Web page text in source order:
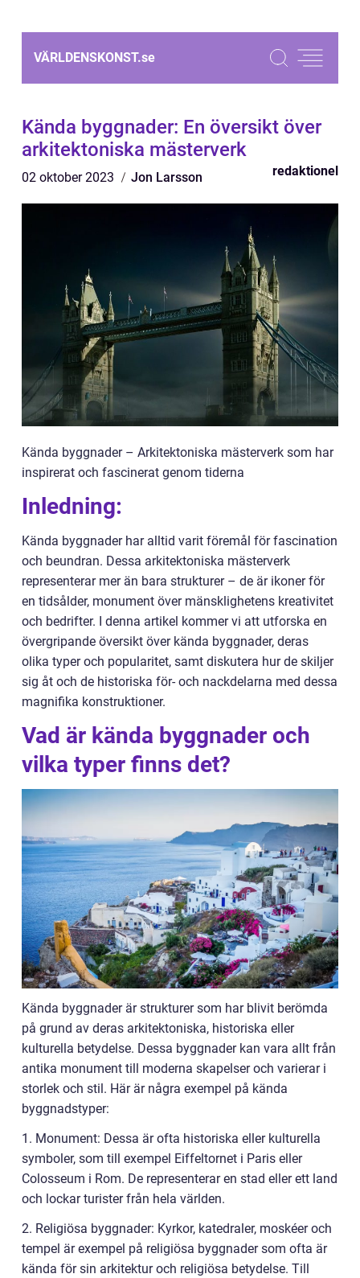
VÄRLDENSKONST.se
Kända byggnader: En översikt över
arkitektoniska mästerverk
02 oktober 2023 Jon Larsson redaktionel
Kända byggnader – Arkitektoniska mästerverk som har
inspirerat och fascinerat genom tiderna
Inledning:
Kända byggnader har alltid varit föremål för fascination
och beundran. Dessa arkitektoniska mästerverk
representerar mer än bara strukturer – de är ikoner för
en tidsålder, monument över mänsklighetens kreativitet
och bedrifter. I denna artikel kommer vi att utforska en
övergripande översikt över kända byggnader, deras
olika typer och popularitet, samt diskutera hur de skiljer
sig åt och de historiska för- och nackdelarna med dessa
magnifika konstruktioner.
Vad är kända byggnader och
vilka typer finns det?
Kända byggnader är strukturer som har blivit berömda
på grund av deras arkitektoniska, historiska eller
kulturella betydelse. Dessa byggnader kan vara allt från
antika monument till moderna skapelser och varierar i
storlek och stil. Här är några exempel på kända
byggnadstyper:
1. Monument: Dessa är ofta historiska eller kulturella
symboler, som till exempel Eiffeltornet i Paris eller
Colosseum i Rom. De representerar en stad eller ett land
och lockar turister från hela världen.
2. Religiösa byggnader: Kyrkor, katedraler, moskéer och
tempel är exempel på religiösa byggnader som ofta är
kända för sin arkitektur och religiösa betydelse. Till